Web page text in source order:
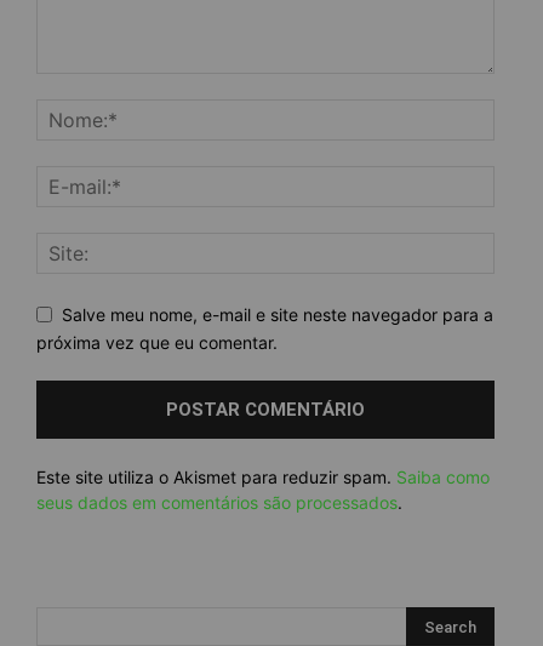
Salve meu nome, e-mail e site neste navegador para a
próxima vez que eu comentar.
Este site utiliza o Akismet para reduzir spam. Saiba como
seus dados em comentários são processados.